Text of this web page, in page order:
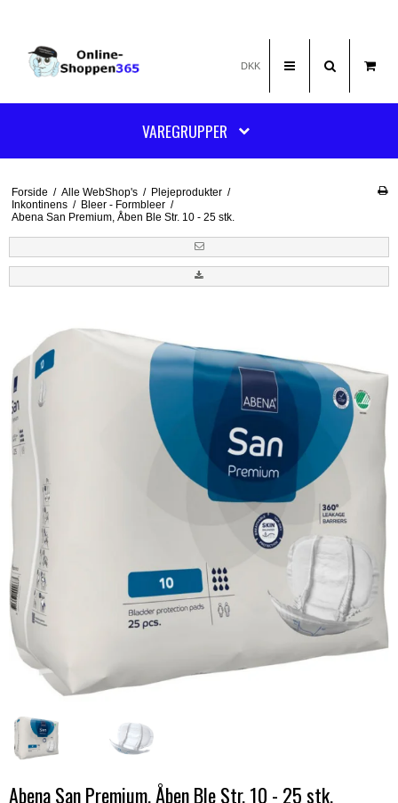
DKK
VAREGRUPPER
Forside / Alle WebShop's / Plejeprodukter /
Inkontinens / Bleer - Formbleer /
Abena San Premium, Åben Ble Str. 10 - 25 stk.
Abena San Premium, Åben Ble Str. 10 - 25 stk.